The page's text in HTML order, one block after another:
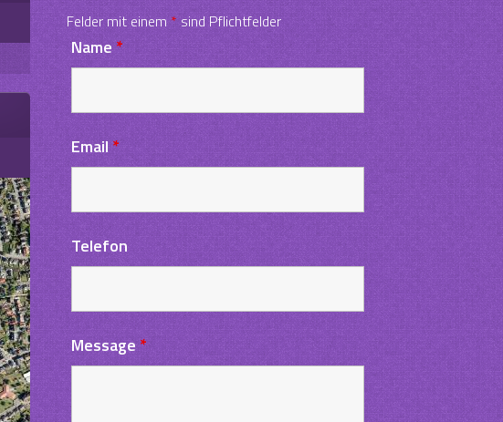
Felder mit einem*sind Pflichtfelder
Name*
Email *
Telefon
Message*